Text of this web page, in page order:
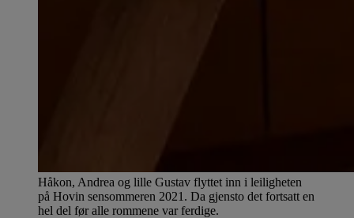
Håkon, Andrea og lille Gustav flyttet inn i leiligheten
på Hovin sensommeren 2021. Da gjensto det fortsatt en
hel del før alle rommene var ferdige.